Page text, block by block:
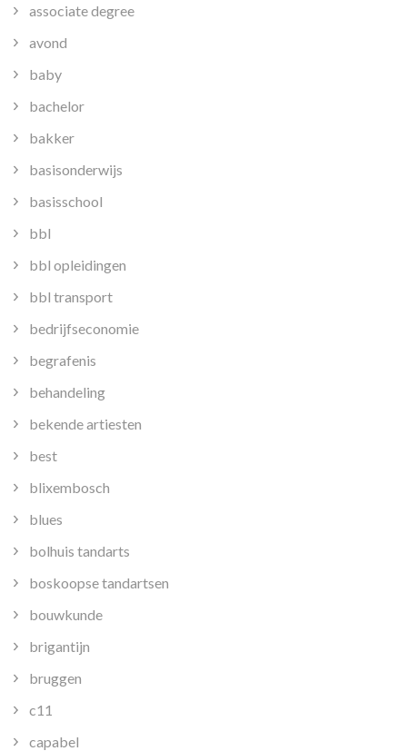
associate degree
avond
baby
bachelor
bakker
basisonderwijs
basisschool
bbl
bbl opleidingen
bbl transport
bedrijfseconomie
begrafenis
behandeling
bekende artiesten
best
blixembosch
blues
bolhuis tandarts
boskoopse tandartsen
bouwkunde
brigantijn
bruggen
c11
capabel